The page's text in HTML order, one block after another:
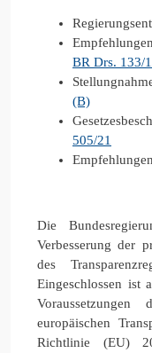
BR Drs. 133/
(B)
505/21
Die
Verbesserung der
des
Eingeschlossen ist
europäischen
Richtlinie (EU)